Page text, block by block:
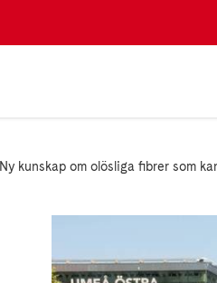
Ny kunskap om olösliga fibrer som